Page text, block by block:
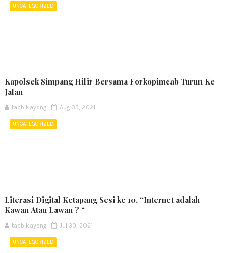
UNCATEGORIZED
Kapolsek Simpang Hilir Bersama Forkopimcab Turun Ke
Jalan
tacb kayong Aug 03, 2021
UNCATEGORIZED
Literasi Digital Ketapang Sesi ke 10, “Internet adalah
Kawan Atau Lawan ? “
tacb kayong Jul 30, 2021
UNCATEGORIZED